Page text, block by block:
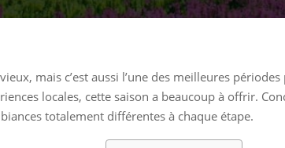
mais c’est aussi l’une des meilleures
locales, cette saison a beaucoup à offrir.
totalement différentes à chaque étape.